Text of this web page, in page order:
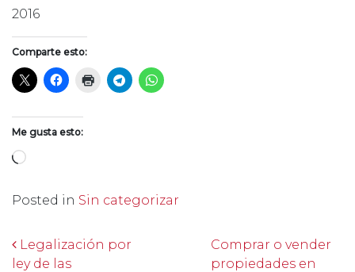
2016
Comparte esto:
Me gusta esto:
Cargando...
Posted in Sin categorizar
Post navigation
Legalización por
ley de las
Comprar o vender
propiedades en